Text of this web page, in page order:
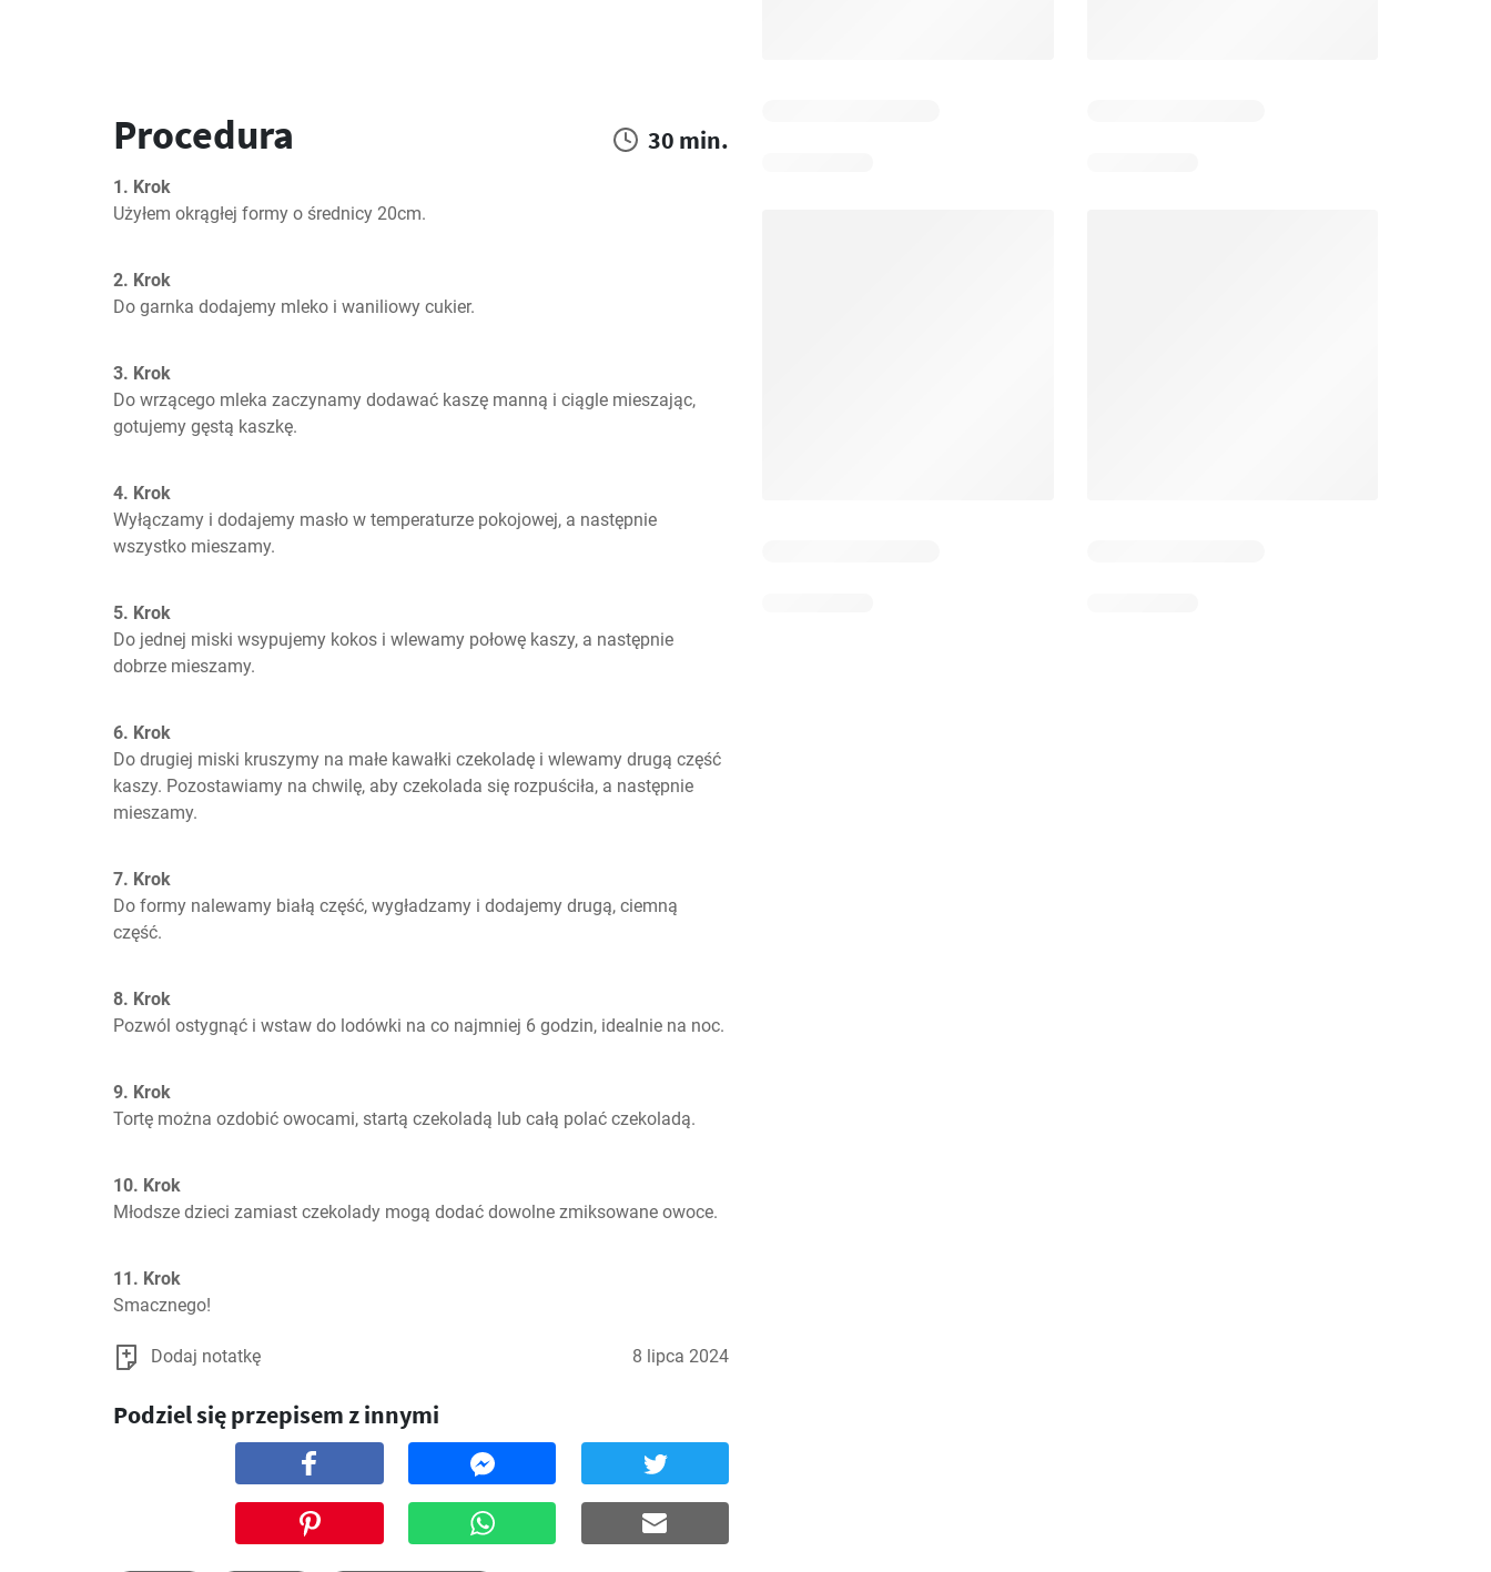
Procedura 30 min.
1. Krok
Użyłem okrągłej formy o średnicy 20cm.
2. Krok
Do garnka dodajemy mleko i waniliowy cukier.
3. Krok
Do wrzącego mleka zaczynamy dodawać kaszę manną i ciągle mieszając,
gotujemy gęstą kaszkę.
4. Krok
Wyłączamy i dodajemy masło w temperaturze pokojowej, a następnie
wszystko mieszamy.
5. Krok
Do jednej miski wsypujemy kokos i wlewamy połowę kaszy, a następnie
dobrze mieszamy.
6. Krok
Do drugiej miski kruszymy na małe kawałki czekoladę i wlewamy drugą część
kaszy. Pozostawiamy na chwilę, aby czekolada się rozpuściła, a następnie
mieszamy.
7. Krok
Do formy nalewamy białą część, wygładzamy i dodajemy drugą, ciemną
część.
8. Krok
Pozwól ostygnąć i wstaw do lodówki na co najmniej 6 godzin, idealnie na noc.
9. Krok
Tortę można ozdobić owocami, startą czekoladą lub całą polać czekoladą.
10. Krok
Młodsze dzieci zamiast czekolady mogą dodać dowolne zmiksowane owoce.
11. Krok
Smacznego!
Dodaj notatkę 8 lipca 2024
Podziel się przepisem z innymi